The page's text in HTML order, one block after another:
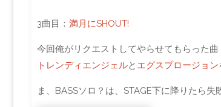
3曲目： 満月にSHOUT!
今回俺がリクエストしてやらせてもらった曲
トレンディエンジェルと エグスプロージョン
ま、BASSソロ？は、STAGE下に降りたら